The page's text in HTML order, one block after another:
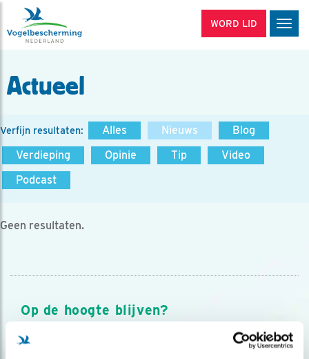
WORD LID
Actueel
Verfijn resultaten: Alles Nieuws
Blog
Verdieping
Opinie Tip
Video
Podcast
Geen resultaten.
Op de hoogte blijven?
Meld je aan en ontvang nieuws, inspiratie, acties en tips
over vogels en activiteiten van Vogelbescherming.